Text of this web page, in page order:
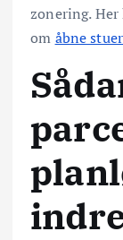
zonering.
om åbne